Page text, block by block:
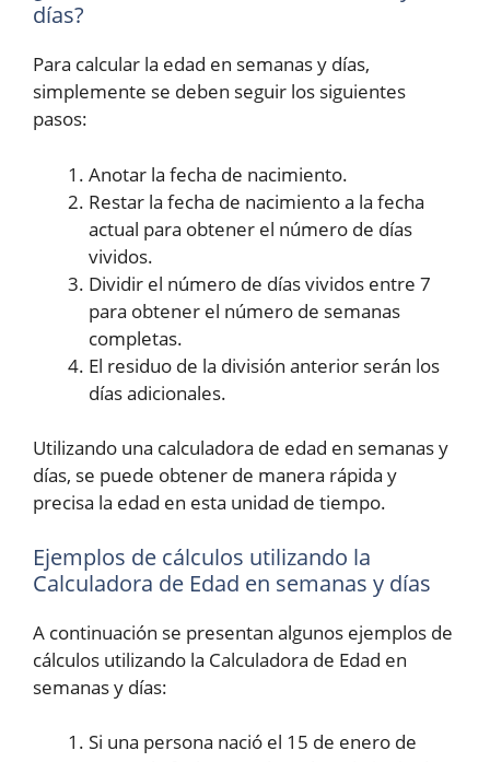
días?
Para calcular la edad en semanas y días,
simplemente se deben seguir los siguientes
pasos:
Anotar la fecha de nacimiento.
Restar la fecha de nacimiento a la fecha
actual para obtener el número de días
vividos.
Dividir el número de días vividos entre 7
para obtener el número de semanas
completas.
El residuo de la división anterior serán los
días adicionales.
Utilizando una calculadora de edad en semanas y
días, se puede obtener de manera rápida y
precisa la edad en esta unidad de tiempo.
Ejemplos de cálculos utilizando la
Calculadora de Edad en semanas y días
A continuación se presentan algunos ejemplos de
cálculos utilizando la Calculadora de Edad en
semanas y días:
Si una persona nació el 15 de enero de